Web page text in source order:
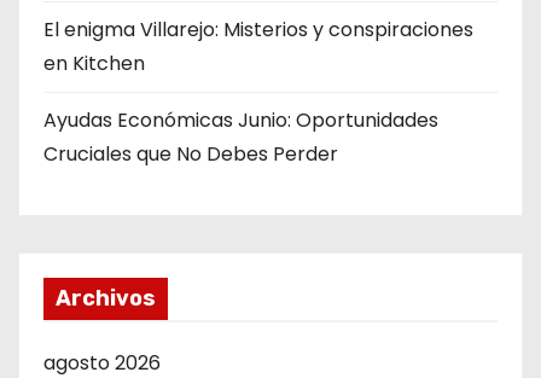
El enigma Villarejo: Misterios y conspiraciones
en Kitchen
Ayudas Económicas Junio: Oportunidades
Cruciales que No Debes Perder
Archivos
agosto 2026